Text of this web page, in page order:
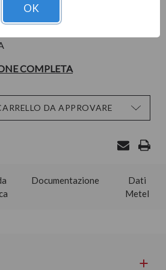
COMPLETA
DA APPROVARE
Documentazione
Dati
Metel
OK